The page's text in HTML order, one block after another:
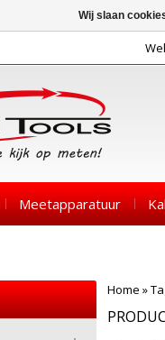
Meetapparatuur
Home »
Wij slaan